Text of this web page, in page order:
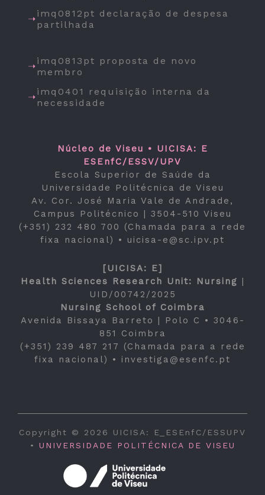
imq0812pt declaração de despesa
partilhada
imq0813pt proposta de novo
membro
imq0401 requisição interna da
necessidade
Núcleo de Viseu • UICISA: E
ESEnfC/ESSV/UPV
Escola Superior de Saúde da
Universidade Politécnica de Viseu
Av. Cor. José Maria Vale de Andrade,
Campus Politécnico | 3504-510 Viseu
(+351) 232 480 700 (Chamada para a rede
fixa nacional) • uicisa-e@sc.ipv.pt
[UICISA: E]
Health Sciences Research Unit: Nursing |
UID/00742/2025
Nursing School of Coimbra
Avenida Bissaya Barreto | Polo C • 3046-
851 Coimbra
(+351) 239 487 217 (Chamada para a rede
fixa nacional) • investiga@esenfc.pt
Copyright © 2026 UICISA: E_ESEnfC/ESSUPV
• UNIVERSIDADE POLITÉCNICA DE VISEU